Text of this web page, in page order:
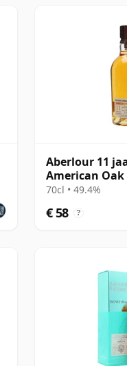
Aberlour 11
American Oak
70cl • 49.4%
€ 58 ?